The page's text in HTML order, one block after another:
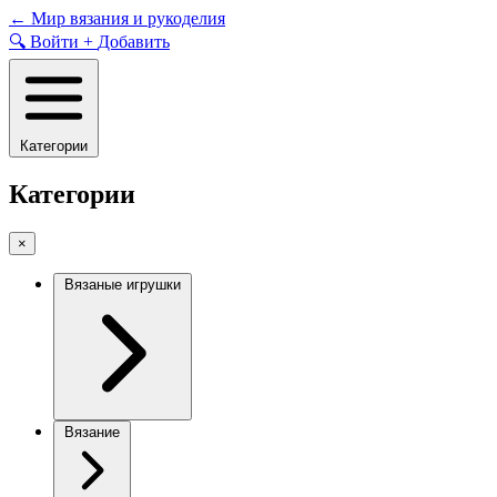
Skip
to
content
← Мир вязания и рукоделия
🔍 Войти + Добавить
Категории
Категории
×
Вязаные игрушки
Вязание